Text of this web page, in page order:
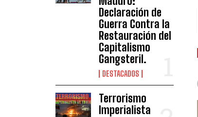
Declaración de
Guerra Contra la
Restauración del
Capitalismo
Gangsteril.
DESTACADOS
Terrorismo
Imperialista